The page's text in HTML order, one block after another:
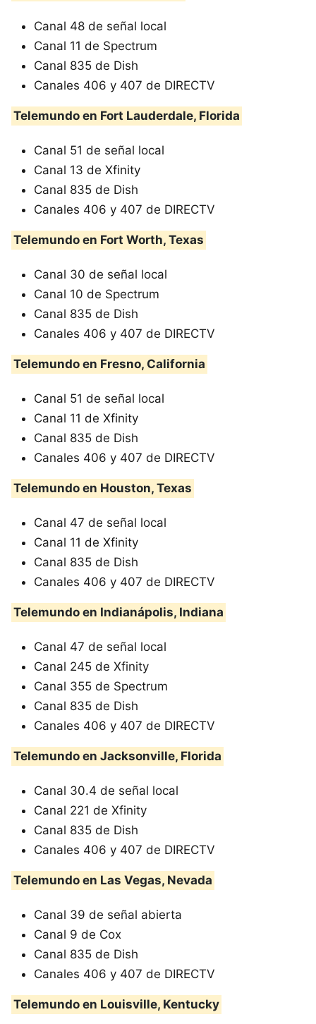
Canal 48 de señal local
Canal 11 de Spectrum
Canal 835 de Dish
Canales 406 y 407 de DIRECTV
Telemundo en Fort Lauderdale, Florida
Canal 51 de señal local
Canal 13 de Xfinity
Canal 835 de Dish
Canales 406 y 407 de DIRECTV
Telemundo en Fort Worth, Texas
Canal 30 de señal local
Canal 10 de Spectrum
Canal 835 de Dish
Canales 406 y 407 de DIRECTV
Telemundo en Fresno, California
Canal 51 de señal local
Canal 11 de Xfinity
Canal 835 de Dish
Canales 406 y 407 de DIRECTV
Telemundo en Houston, Texas
Canal 47 de señal local
Canal 11 de Xfinity
Canal 835 de Dish
Canales 406 y 407 de DIRECTV
Telemundo en Indianápolis, Indiana
Canal 47 de señal local
Canal 245 de Xfinity
Canal 355 de Spectrum
Canal 835 de Dish
Canales 406 y 407 de DIRECTV
Telemundo en Jacksonville, Florida
Canal 30.4 de señal local
Canal 221 de Xfinity
Canal 835 de Dish
Canales 406 y 407 de DIRECTV
Telemundo en Las Vegas, Nevada
Canal 39 de señal abierta
Canal 9 de Cox
Canal 835 de Dish
Canales 406 y 407 de DIRECTV
Telemundo en Louisville, Kentucky